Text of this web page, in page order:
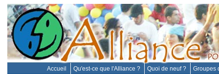
Accueil Qu'est-ce que l'Alliance ? Quoi de neuf ? Groupes